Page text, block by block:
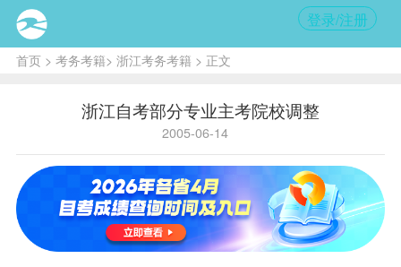
登录/注册
首页> 考务考籍> 浙江考务考籍 > 正文
浙江自考部分专业主考院校调整
2005-06-14